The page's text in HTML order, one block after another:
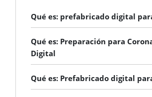
Qué es: prefabricado digital
Qué es: Preparación para
Digital
Qué es: Prefabricado digital